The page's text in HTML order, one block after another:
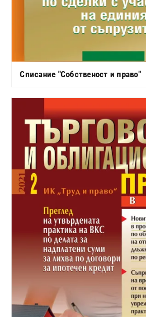
Списание "Собственост и право"